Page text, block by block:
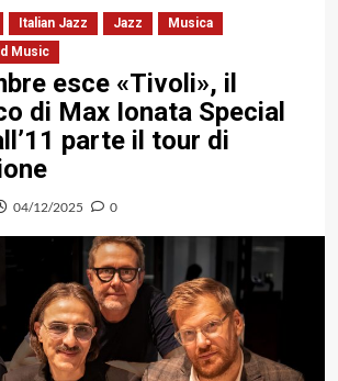
Italian Jazz Jazz
Musica
Music
esce «Tivoli», il
di Max Ionata Special
parte il tour di
04/12/2025 0